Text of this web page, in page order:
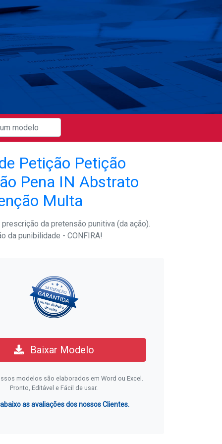
Petição Petição
Pena IN Abstrato
Multa
prescrição da pretensão punitiva (da ação).
da punibilidade - CONFIRA!
Baixar Modelo
modelos são elaborados em Word ou Excel.
Pronto, Editável e Fácil de usar.
abaixo as avaliações dos nossos Clientes.